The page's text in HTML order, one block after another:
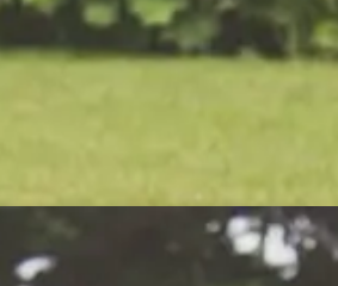
beste opties voor elke tuin.
of eenmalig